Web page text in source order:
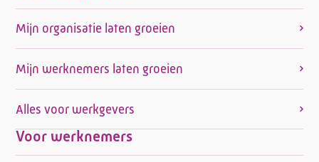
Mijn organisatie laten groeien
Mijn werknemers laten groeien
Alles voor werkgevers
Voor werknemers